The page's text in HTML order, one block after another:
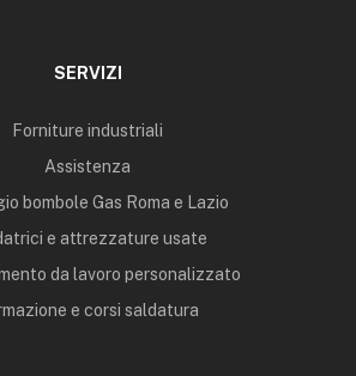
SERVIZI
Forniture industriali
Assistenza
bombole Gas Roma e Lazio
e attrezzature usate
da lavoro personalizzato
e corsi saldatura